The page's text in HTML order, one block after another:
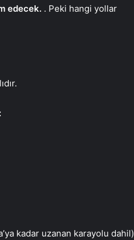
edecek. . Peki hangi yollar
kadar uzanan karayolu dahil)